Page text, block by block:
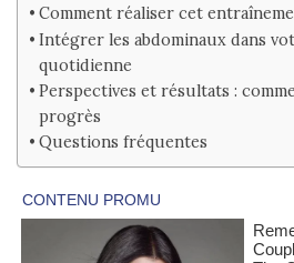
Comment réaliser cet
Intégrer les abdominaux dans
quotidienne
Perspectives et résultats :
progrès
Questions fréquentes